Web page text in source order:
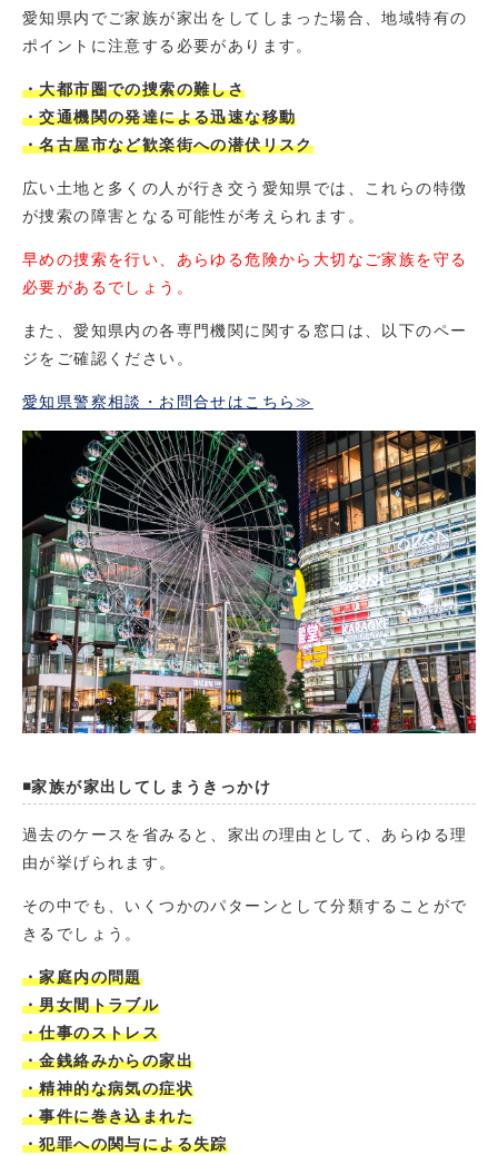
愛知県内でご家族が家出をしてしまった場合、地域特有の
ポイントに注意する必要があります。
・大都市圏での捜索の難しさ
・交通機関の発達による迅速な移動
・名古屋市など歓楽街への潜伏リスク
広い土地と多くの人が行き交う愛知県では、これらの特徴
が捜索の障害となる可能性が考えられます。
早めの捜索を行い、あらゆる危険から大切なご家族を守る
必要があるでしょう。
また、愛知県内の各専門機関に関する窓口は、以下のペー
ジをご確認ください。
愛知県警察相談・お問合せはこちら≫
◾️家族が家出してしまうきっかけ
過去のケースを省みると、家出の理由として、あらゆる理
由が挙げられます。
その中でも、いくつかのパターンとして分類することがで
きるでしょう。
・家庭内の問題
・男女間トラブル
・仕事のストレス
・金銭絡みからの家出
・精神的な病気の症状
・事件に巻き込まれた
・犯罪への関与による失踪